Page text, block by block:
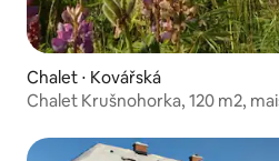
Chalet ⋅ Kovářská
Chalet Krušnohorka, 120 m2,